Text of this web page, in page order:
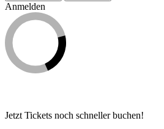
Anmelden
Jetzt Tickets noch schneller buchen!